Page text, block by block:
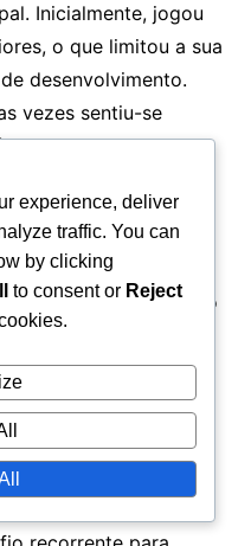
Inicialmente, jogou
o que limitou a sua
desenvolvimento.
vezes sentiu-se
ganhar
Angers e Nice foi
limitado, forçando-o a
seu valor. Este período
mais tarde lhe
a lesões
experience, deliver
traffic. You can
by clicking
to consent or Reject